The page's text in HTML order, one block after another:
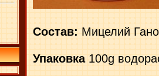
Состав: Мицелий
Упаковка100g